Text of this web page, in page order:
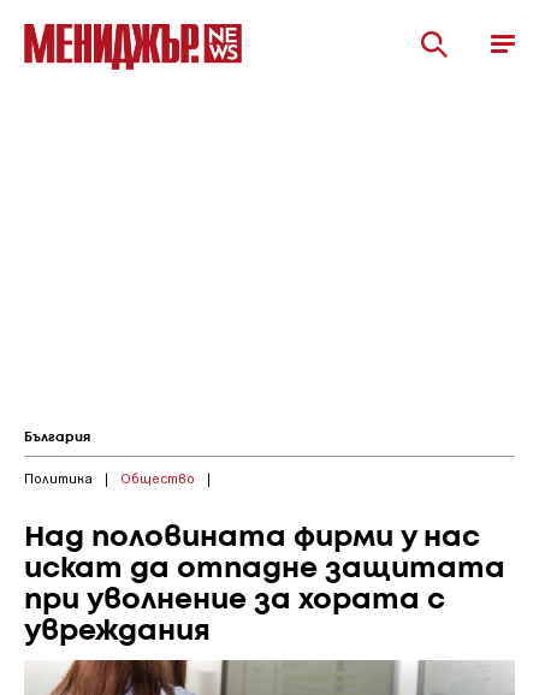
България
Политика | Общество |
Над половината фирми у нас
искат да отпадне защитата
при уволнение за хората с
увреждания